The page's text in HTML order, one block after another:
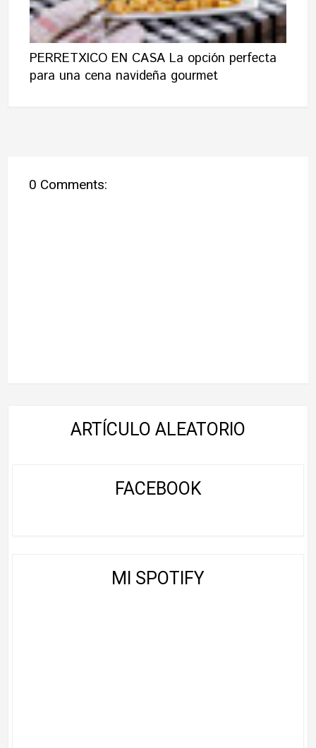
PERRETXICO EN CASA La opción perfecta
para una cena navideña gourmet
0 Comments:
ARTÍCULO ALEATORIO
FACEBOOK
MI SPOTIFY